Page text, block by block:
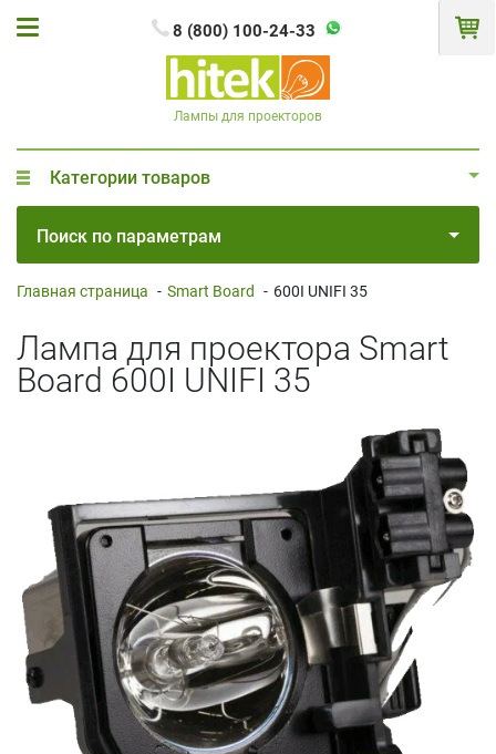
8 (800) 100-24-33
Лампы для проекторов
Категории товаров
Поиск по параметрам
Главная страница - Smart Board - 600I UNIFI 35
Лампа для проектора Smart
Board 600I UNIFI 35